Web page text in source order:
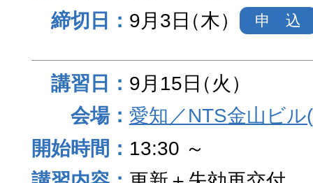
9月3日（木） 申 込
9月15日（火）
愛知／NTS金山ビ
13:30 ～